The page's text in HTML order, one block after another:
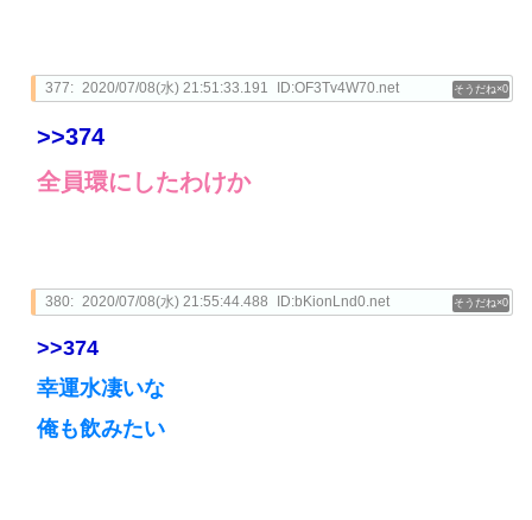
0
377: 2020/07/08(水) 21:51:33.191 ID:OF3Tv4W70.net
>>374
全員環にしたわけか
0
380: 2020/07/08(水) 21:55:44.488 ID:bKionLnd0.net
>>374
幸運水凄いな
俺も飲みたい